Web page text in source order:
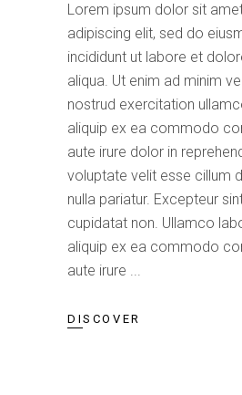
Lorem ipsum dolor sit
adipiscing elit, sed do
incididunt ut labore et
aliqua. Ut enim ad minim
nostrud exercitation
aliquip ex ea commodo
aute irure dolor in
voluptate velit esse cillum
nulla pariatur. Excepteur
cupidatat non. Ullamco
aliquip ex ea commodo
aute irure
DISCOVER